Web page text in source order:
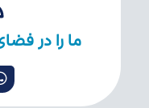
ما را در